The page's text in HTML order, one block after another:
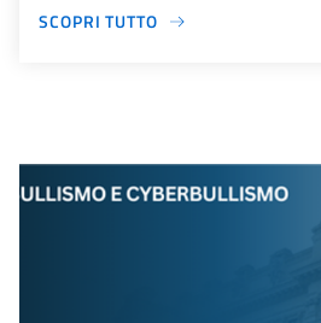
SCOPRI TUTTO